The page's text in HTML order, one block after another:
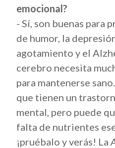
emocional?
- Sí, son buenas para
de humor, la
agotamiento y el
cerebro necesita
para mantenerse
que tienen un
mental, pero puede
falta de nutrientes
¡pruébalo y verás! La